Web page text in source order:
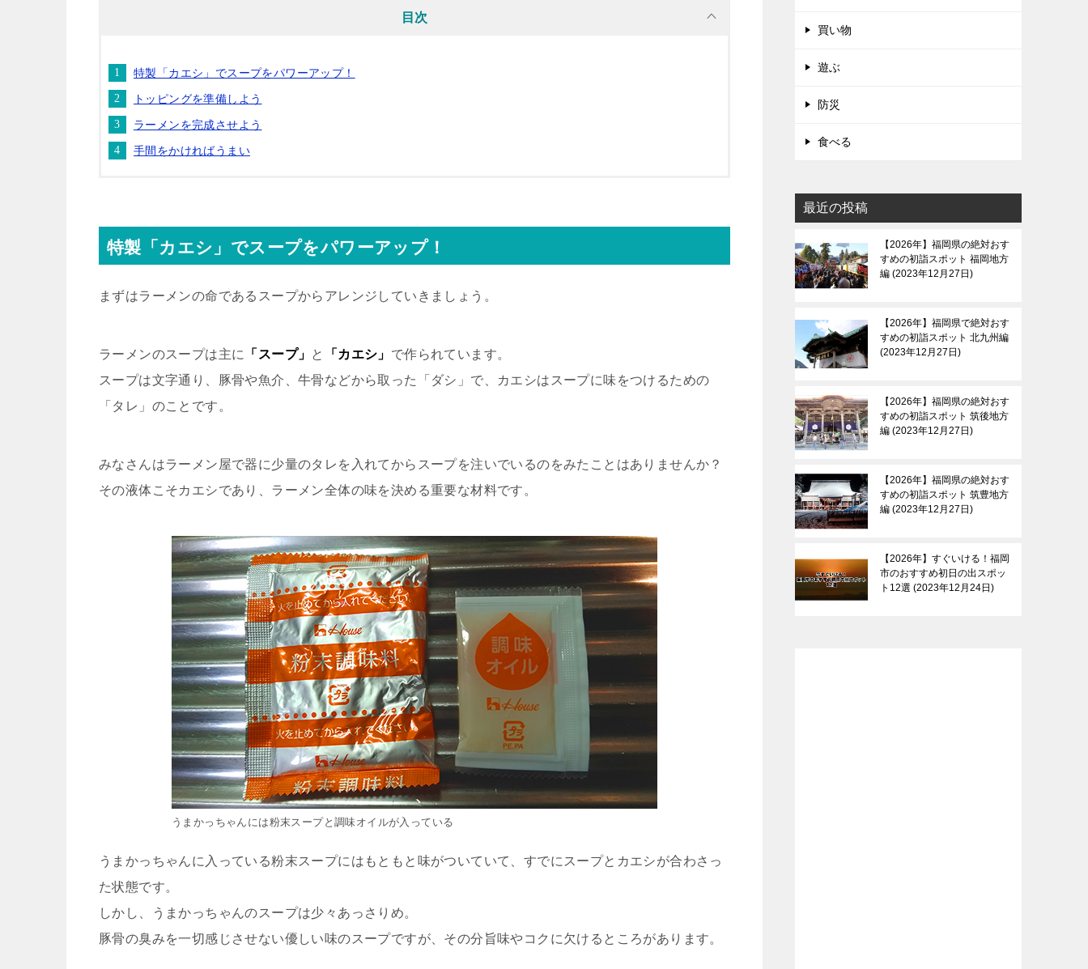
目次
特製「カエシ」でスープをパワーアップ！
トッピングを準備しよう
ラーメンを完成させよう
手間をかければうまい
特製「カエシ」でスープをパワーアップ！
まずはラーメンの命であるスープからアレンジしていきましょう。
ラーメンのスープは主に 「スープ」 と 「カエシ」 で作られています。
スープは文字通り、豚骨や魚介、牛骨などから取った「ダシ」で、カエシはスープに味をつけるための
「タレ」のことです。
みなさんはラーメン屋で器に少量のタレを入れてからスープを注いでいるのをみたことはありませんか？
その液体こそカエシであり、ラーメン全体の味を決める重要な材料です。
うまかっちゃんには粉末スープと調味オイルが入っている
うまかっちゃんに入っている粉末スープにはもともと味がついていて、すでにスープとカエシが合わさっ
た状態です。
しかし、うまかっちゃんのスープは少々あっさりめ。
豚骨の臭みを一切感じさせない優しい味のスープですが、その分旨味やコクに欠けるところがあります。
買い物
遊ぶ
防災
食べる
最近の投稿
【2026年】福岡県の絶対おす
すめの初詣スポット 福岡地方
編 2023年12月27日
【2026年】福岡県で絶対おす
すめの初詣スポット 北九州編
2023年12月27日
【2026年】福岡県の絶対おす
すめの初詣スポット 筑後地方
編 2023年12月27日
【2026年】福岡県の絶対おす
すめの初詣スポット 筑豊地方
編 2023年12月27日
【2026年】すぐいける！福岡
市のおすすめ初日の出スポッ
ト12選 2023年12月24日